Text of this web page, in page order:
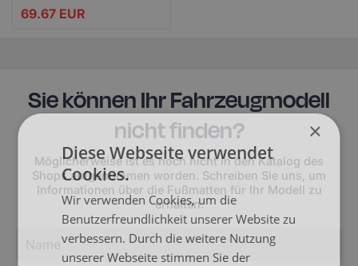
69.67 EUR
Sie können Ihr Fahrzeugmodell
nicht finden?
Möglicherweise ist es noch nicht in den Katalog des
Shops aufgenommen worden. Schreiben Sie uns, um
Informationen über die Fußmatten für Ihr Modell zu
erhalten.
×
Diese Webseite verwendet
Cookies.
Wir verwenden Cookies, um die
Benutzerfreundlichkeit unserer Website zu
verbessern. Durch die weitere Nutzung
unserer Webseite stimmen Sie der